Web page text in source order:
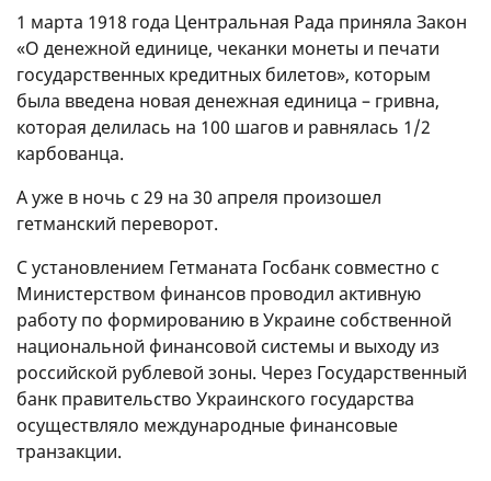
1 марта 1918 года Центральная Рада приняла Закон
«О денежной единице, чеканки монеты и печати
государственных кредитных билетов», которым
была введена новая денежная единица – гривна,
которая делилась на 100 шагов и равнялась 1/2
карбованца.
А уже в ночь с 29 на 30 апреля произошел
гетманский переворот.
С установлением Гетманата Госбанк совместно с
Министерством финансов проводил активную
работу по формированию в Украине собственной
национальной финансовой системы и выходу из
российской рублевой зоны. Через Государственный
банк правительство Украинского государства
осуществляло международные финансовые
транзакции.